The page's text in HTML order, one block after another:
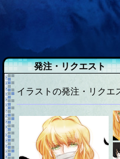
発注・リクエスト
イラストの発注・リクエ